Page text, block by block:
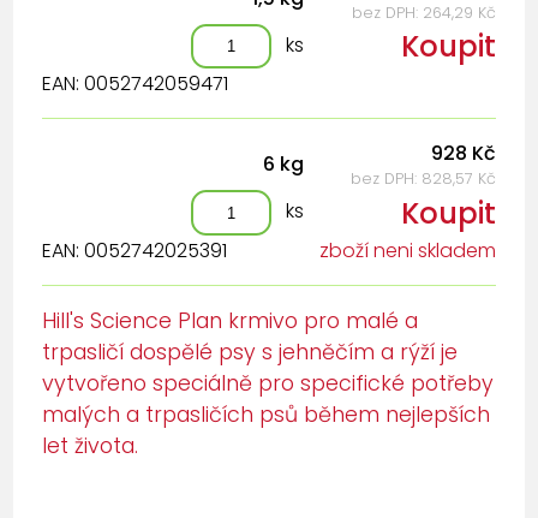
EAN: 0052742059471
bez DPH: 264,29 Kč
ks Koupit
zboží neni skladem
EAN: 0052742025391
6 kg 928 Kč
bez DPH: 828,57 Kč
ks Koupit
Hill's Science Plan krmivo pro malé a
trpasličí dospělé psy s jehněčím a rýží je
vytvořeno speciálně pro specifické potřeby
malých a trpasličích psů během nejlepších
let života.